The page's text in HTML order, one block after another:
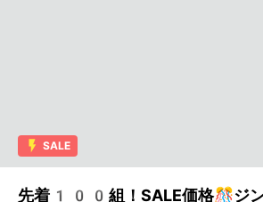
SALE
先着100組！SALE価格🎊ジン